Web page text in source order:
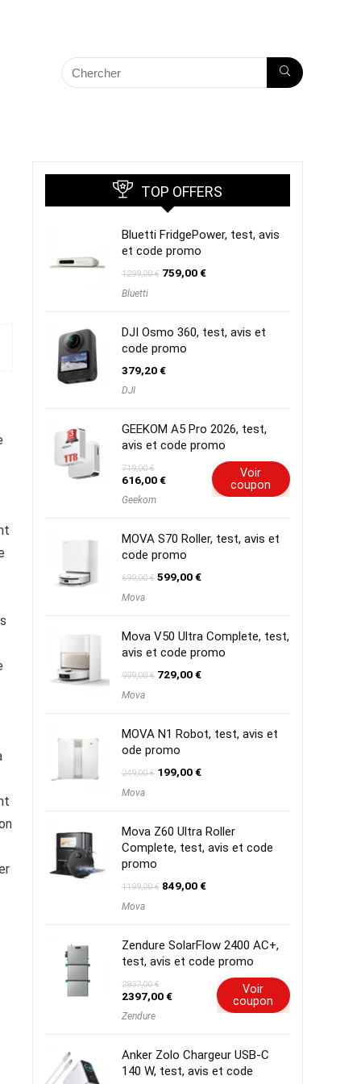
TOP OFFERS
Bluetti FridgePower, test, avis
et code promo
1299,00€ Le
759,00€Le
Bluetti
DJI Osmo 360, test, avis et
code promo
379,20€
DJI
GEEKOM A5 Pro 2026, test,
avis et code promo
719,00€
Le
initial
616,00€Le
Geekom
Voir
coupon
MOVA S70 Roller, test, avis et
code promo
699,00€ Le
599,00€Le
Mova
Mova V50 Ultra Complete, test,
avis et code promo
999,00€ Le
729,00€Le
Mova
MOVA N1 Robot, test, avis et
ode promo
249,00€ Le
199,00€Le
Mova
Mova Z60 Ultra Roller
Complete, test, avis et code
promo
1199,00€ Le
849,00€Le
Mova
Zendure SolarFlow 2400 AC+,
test, avis et code promo
2837,00€
Le
initial
2397,00€Le
Zendure
Voir
coupon
Anker Zolo Chargeur USB-C
140 W, test, avis et code